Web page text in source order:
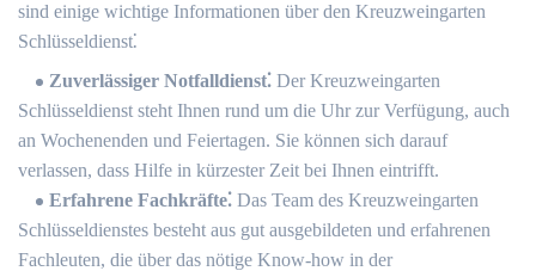
sind einige wichtige Informationen über den Kreuzweingarten
Schlüsseldienst⁚
Zuverlässiger Notfalldienst⁚ Der Kreuzweingarten
Schlüsseldienst steht Ihnen rund um die Uhr zur Verfügung, auch
an Wochenenden und Feiertagen. Sie können sich darauf
verlassen, dass Hilfe in kürzester Zeit bei Ihnen eintrifft.​
Erfahrene Fachkräfte⁚ Das Team des Kreuzweingarten
Schlüsseldienstes besteht aus gut ausgebildeten und erfahrenen
Fachleuten, die über das nötige Know-how in der